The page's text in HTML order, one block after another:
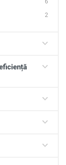
6
2